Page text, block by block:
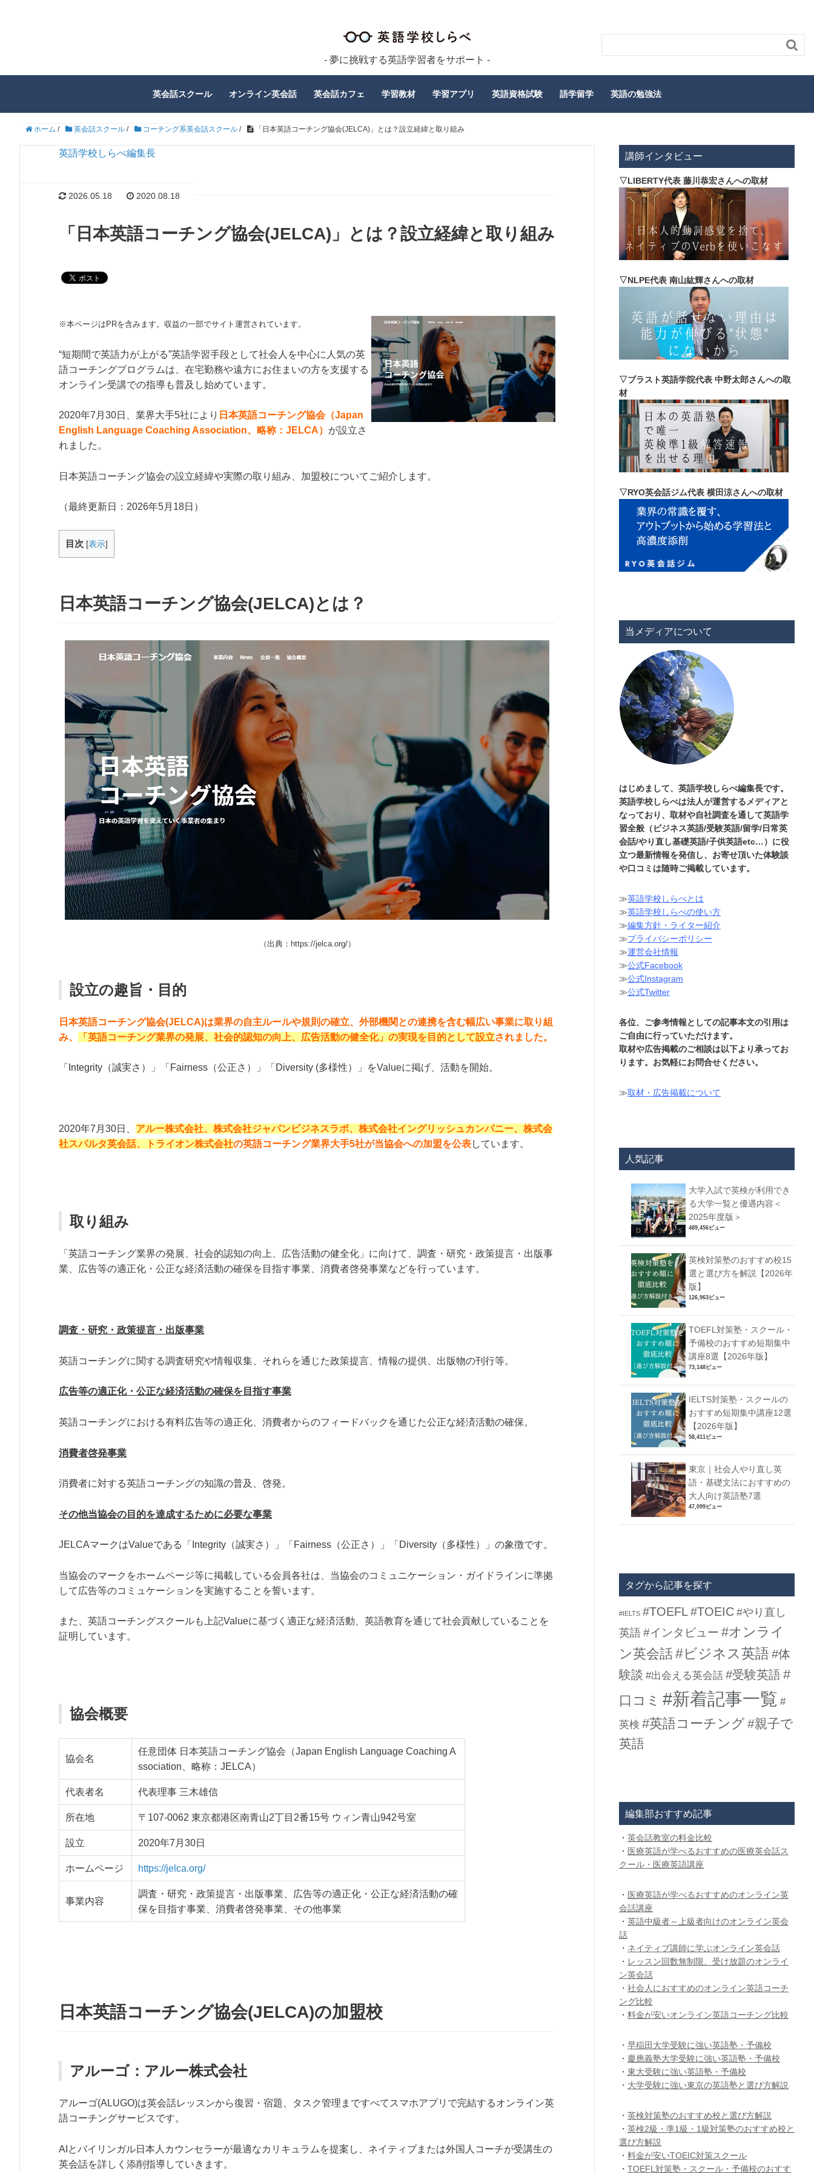
- 夢に挑戦する英語学習者をサポート -

英会話スクール オンライン英会話 英会話カフェ 学習教材 学習アプリ 英語資格試験 語学留学 英語の勉強法
ホーム / 英会話スクール / コーチング系英会話スクール / 「日本英語コーチング協会(JELCA)」とは？設立経緯と取り組み
英語学校しらべ編集長
2026.05.18 2020.08.18
「日本英語コーチング協会(JELCA)」とは？設立経緯と取り組み
※本ページはPRを含みます。収益の一部でサイト運営されています。
“短期間で英語力が上がる”英語学習手段として社会人を中心に人気の英
語コーチングプログラムは、在宅勤務や遠方にお住まいの方を支援する
オンライン受講での指導も普及し始めています。
2020年7月30日、業界大手5社により 日本英語コーチング協会（Japan
English Language Coaching Association、略称：JELCA） が設立さ
れました。
日本英語コーチング協会の設立経緯や実際の取り組み、加盟校についてご紹介します。
（最終更新日： 2026年5月18日 ）
目次 [表示]
日本英語コーチング協会(JELCA)とは？
（出典：https://jelca.org/）
設立の趣旨・目的
日本英語コーチング協会(JELCA)は業界の自主ルールや規則の確立、外部機関との連携を含む幅広い事業に取り組
み、
「英語コーチング業界の発展、社会的認知の向上、広告活動の健全化」の実現を目的として設立されました。
「Integrity（誠実さ）」「Fairness（公正さ）」「Diversity (多様性）」をValueに掲げ、活動を開始。
2020年7月30日、 アルー株式会社、株式会社ジャパンビジネスラボ、株式会社イングリッシュカンパニー、株式会
社スパルタ英会話、トライオン株式会社の英語コーチング業界大手5社が当協会への加盟を公表しています。
取り組み
「英語コーチング業界の発展、社会的認知の向上、広告活動の健全化」に向けて、調査・研究・政策提言・出版事
業、広告等の適正化・公正な経済活動の確保を目指す事業、消費者啓発事業などを行っています。
調査・研究・政策提言・出版事業
英語コーチングに関する調査研究や情報収集、それらを通じた政策提言、情報の提供、出版物の刊行等。
広告等の適正化・公正な経済活動の確保を目指す事業
英語コーチングにおける有料広告等の適正化、消費者からのフィードバックを通じた公正な経済活動の確保。
消費者啓発事業
消費者に対する英語コーチングの知識の普及、啓発。
その他当協会の目的を達成するために必要な事業
JELCAマークはValueである「Integrity（誠実さ）」「Fairness（公正さ）」「Diversity（多様性）」の象徴です。
当協会のマークをホームページ等に掲載している会員各社は、当協会のコミュニケーション・ガイドラインに準拠
して広告等のコミュケーションを実施することを誓います。
また、英語コーチングスクールも上記Valueに基づく適正な経済活動、英語教育を通じて社会貢献していることを
証明しています。
協会概要
協会名
任意団体 日本英語コーチング協会（Japan English Language Coaching A
ssociation、略称：JELCA）
代表者名 代表理事 三木雄信
所在地 〒107-0062 東京都港区南青山2丁目2番15号 ウィン青山942号室
設立 2020年7月30日
ホームページ https://jelca.org/
事業内容
調査・研究・政策提言・出版事業、広告等の適正化・公正な経済活動の確
保を目指す事業、消費者啓発事業、その他事業
日本英語コーチング協会(JELCA)の加盟校
アルーゴ：アルー株式会社
アルーゴ(ALUGO)は英会話レッスンから復習・宿題、タスク管理まですべてスマホアプリで完結するオンライン英
語コーチングサービスです。
AIとバイリンガル日本人カウンセラーが最適なカリキュラムを提案し、ネイティブまたは外国人コーチが受講生の
英会話を詳しく添削指導していきます。
講師インタビュー
▽LIBERTY代表 藤川恭宏さんへの取材
▽NLPE代表 南山紘輝さんへの取材
▽ブラスト英語学院代表 中野太郎さんへの取
材
▽RYO英会話ジム代表 横田涼さんへの取材
当メディアについて
はじめまして、英語学校しらべ編集長です。
英語学校しらべは法人が運営するメディアと
なっており、取材や自社調査を通して英語学
習全般（ビジネス英語/受験英語/留学/日常英
会話/やり直し基礎英語/子供英語etc…）に役
立つ最新情報を発信し、お寄せ頂いた体験談
や口コミは随時ご掲載しています。
≫英語学校しらべとは
≫英語学校しらべの使い方
≫編集方針・ライター紹介
≫プライバシーポリシー
≫運営会社情報
≫公式Facebook
≫公式Instagram
≫公式Twitter
各位、ご参考情報としての記事本文の引用は
ご自由に行っていただけます。
取材や広告掲載のご相談は以下より承ってお
ります。お気軽にお問合せください。
≫取材・広告掲載について
人気記事
大学入試で英検が利用でき
る大学一覧と優遇内容＜
2025年度版＞
489,456ビュー
英検対策塾のおすすめ校15
選と選び方を解説【2026年
版】
126,963ビュー
TOEFL対策塾・スクール・
予備校のおすすめ短期集中
講座8選【2026年版】
73,148ビュー
IELTS対策塾・スクールの
おすすめ短期集中講座12選
【2026年版】
58,411ビュー
東京｜社会人やり直し英
語・基礎文法におすすめの
大人向け英語塾7選
47,099ビュー
タグから記事を探す
#IELTS #TOEFL#TOEIC #やり直し
英語 #インタビュー #オンライ
ン英会話 #ビジネス英語#体
験談 #出会える英会話 #受験英語#
口コミ #新着記事一覧 #
英検 #英語コーチング#親子で
英語
編集部おすすめ記事
・ 英会話教室の料金比較
・ 医療英語が学べるおすすめの医療英会話ス
クール・医療英語講座
・ 医療英語が学べるおすすめのオンライン英
会話講座
・ 英語中級者～上級者向けのオンライン英会
話
・ ネイティブ講師に学ぶオンライン英会話
・ レッスン回数無制限、受け放題のオンライ
ン英会話
・ 社会人におすすめのオンライン英語コーチ
ング比較
・ 料金が安いオンライン英語コーチング比較
・ 早稲田大学受験に強い英語塾・予備校
・ 慶應義塾大学受験に強い英語塾・予備校
・ 東大受験に強い英語塾・予備校
・ 大学受験に強い東京の英語塾と選び方解説
・ 英検対策塾のおすすめ校と選び方解説
・ 英検2級・準1級・1級対策塾のおすすめ校と
選び方解説
・ 料金が安いTOEIC対策スクール
・ TOEFL対策塾・スクール・予備校のおすす